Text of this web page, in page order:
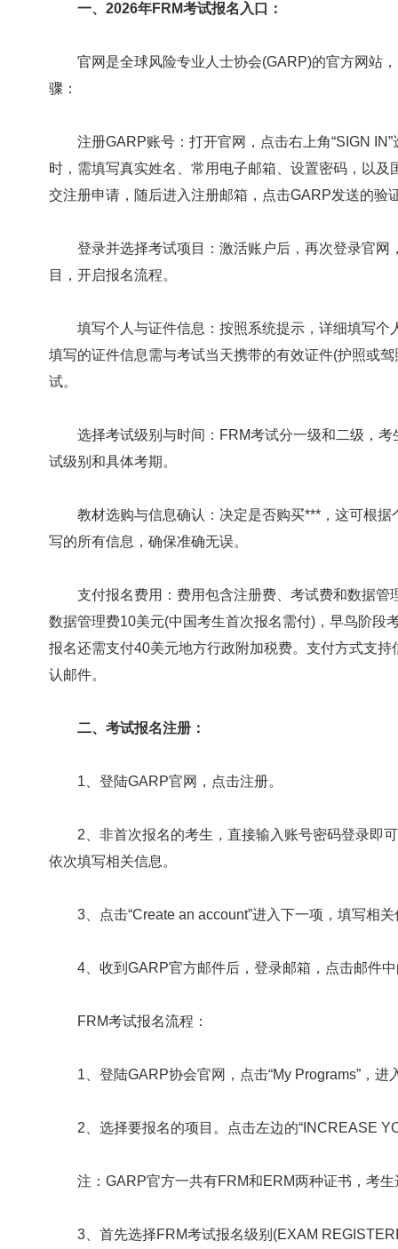
一、2026年FRM考试报名入口：
官网是全球风险专业人士协会(GARP)的官方网站，
骤：
注册GARP账号：打开官网，点击右上角“SIGN IN”
时，需填写真实姓名、常用电子邮箱、设置密码，以
交注册申请，随后进入注册邮箱，点击GARP发送的验
登录并选择考试项目：激活账户后，再次登录官网，
目，开启报名流程。
填写个人与证件信息：按照系统提示，详细填写个
填写的证件信息需与考试当天携带的有效证件(护照或
试。
选择考试级别与时间：FRM考试分一级和二级，考
试级别和具体考期。
教材选购与信息确认：决定是否购买***，这可根据
写的所有信息，确保准确无误。
支付报名费用：费用包含注册费、考试费和数据管
数据管理费10美元(中国考生首次报名需付)，早鸟阶段
报名还需支付40美元地方行政附加税费。支付方式支
认邮件。
二、考试报名注册：
1、登陆GARP官网，点击注册。
2、非首次报名的考生，直接输入账号密码登录即可;
依次填写相关信息。
3、点击“Create an account”进入下一项，填写相关
4、收到GARP官方邮件后，登录邮箱，点击邮件中
FRM考试报名流程：
1、登陆GARP协会官网，点击“My Programs”，进
2、选择要报名的项目。点击左边的“INCREASE
注：GARP官方一共有FRM和ERM两种证书，考生
3、首先选择FRM考试报名级别(EXAM